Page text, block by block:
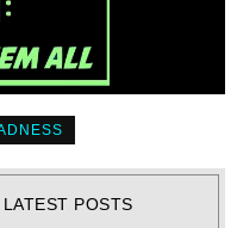
LATEST POSTS